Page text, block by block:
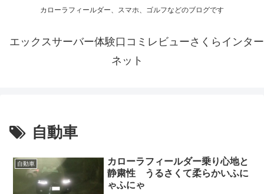
カローラフィールダー、スマホ、ゴルフなどのブログです
エックスサーバー体験口コミレビューさくらインター
ネット
自動車
自動車
カローラフィールダー乗り心地と
静粛性 うるさくて柔らかいふに
ゃふにゃ